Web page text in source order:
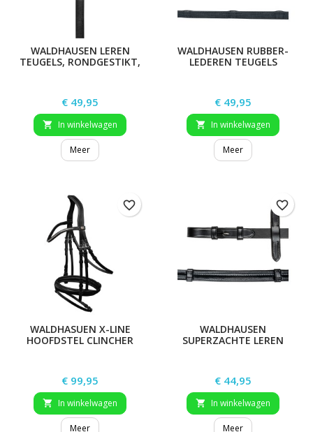
WALDHAUSEN LEREN
TEUGELS, RONDGESTIKT,
Prijs
€ 49,95
 In winkelwagen
Meer
WALDHAUSEN RUBBER-
LEDEREN TEUGELS
Prijs
€ 49,95
 In winkelwagen
Meer
WALDHASUEN X-LINE
HOOFDSTEL CLINCHER
Prijs
€ 99,95
 In winkelwagen
Meer
favorite_border
WALDHAUSEN
SUPERZACHTE LEREN
Prijs
€ 44,95
 In winkelwagen
Meer
favorite_border